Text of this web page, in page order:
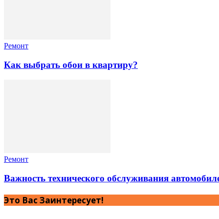
Ремонт
Как выбрать обои в квартиру?
Ремонт
Важность технического обслуживания
Это Вас Заинтересует!